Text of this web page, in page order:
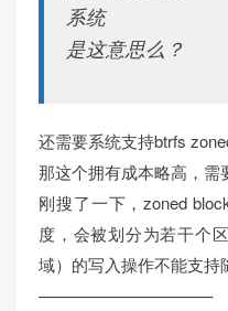
系统
是这意思么？
还需要系统支持btrfs
那这个拥有成本略高，需
刚搜了一下，zoned
度，会被划分为若干个
域）的写入操作不能支持
——————————–